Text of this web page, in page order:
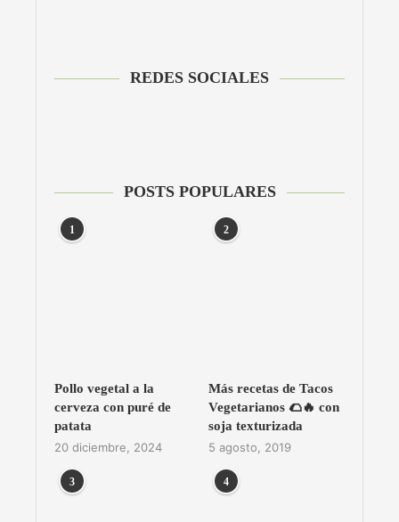
REDES SOCIALES
POSTS POPULARES
1
Pollo vegetal a la
cerveza con puré de
patata
20 diciembre, 2024
2
Más recetas de Tacos
Vegetarianos 🌮🔥 con
soja texturizada
5 agosto, 2019
3 4